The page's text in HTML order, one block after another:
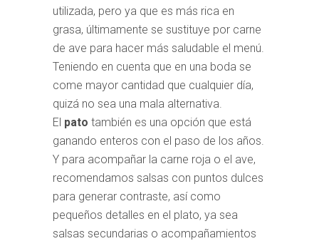
utilizada, pero ya que es más rica en
grasa, últimamente se sustituye por carne
de ave para hacer más saludable el menú.
Teniendo en cuenta que en una boda se
come mayor cantidad que cualquier día,
quizá no sea una mala alternativa.
El pato también es una opción que está
ganando enteros con el paso de los años.
Y para acompañar la carne roja o el ave,
recomendamos salsas con puntos dulces
para generar contraste, así como
pequeños detalles en el plato, ya sea
salsas secundarias o acompañamientos